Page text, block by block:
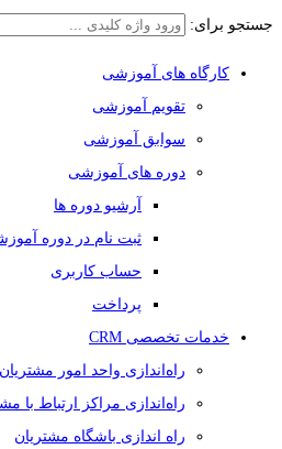
جستجو برای:
کارگاه های آموزشی
تقویم آموزشی
سوابق آموزشی
دوره های آموزشی
آرشیو دوره ها
ثبت نام در دوره
حساب کاربری
پرداخت
خدمات تخصصی CRM
راه‌اندازی واحد امور مشتریان
راه‌اندازی مراکز ارتباط با
راه اندازی باشگاه مشتریان